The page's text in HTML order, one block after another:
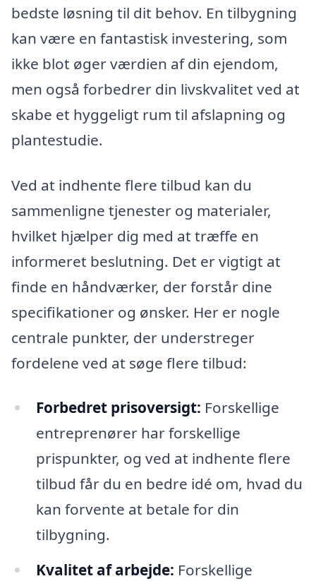
bedste løsning til dit behov. En tilbygning
kan være en fantastisk investering, som
ikke blot øger værdien af din ejendom,
men også forbedrer din livskvalitet ved at
skabe et hyggeligt rum til afslapning og
plantestudie.
Ved at indhente flere tilbud kan du
sammenligne tjenester og materialer,
hvilket hjælper dig med at træffe en
informeret beslutning. Det er vigtigt at
finde en håndværker, der forstår dine
specifikationer og ønsker. Her er nogle
centrale punkter, der understreger
fordelene ved at søge flere tilbud:
Forbedret prisoversigt: Forskellige
entreprenører har forskellige
prispunkter, og ved at indhente flere
tilbud får du en bedre idé om, hvad du
kan forvente at betale for din
tilbygning.
Kvalitet af arbejde: Forskellige